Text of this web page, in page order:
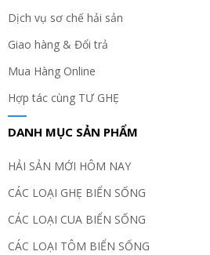
Dịch vụ sơ chế hải sản
Giao hàng & Đổi trả
Mua Hàng Online
Hợp tác cùng TƯ GHẸ
DANH MỤC SẢN PHẨM
HẢI SẢN MỚI HÔM NAY
CÁC LOẠI GHẸ BIỂN SỐNG
CÁC LOẠI CUA BIỂN SỐNG
CÁC LOẠI TÔM BIỂN SỐNG